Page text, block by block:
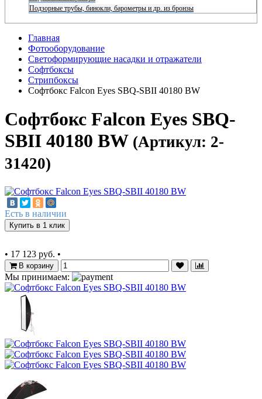
Подзорные трубы, бинокли, барометры и др. из бронзы
Главная
Фотооборудование
Светоформирующие насадки и отражатели
Софтбоксы
Стрипбоксы
Софтбокс Falcon Eyes SBQ-SBII 40180 BW
Софтбокс Falcon Eyes SBQ-
SBII 40180 BW (Артикул: 2-
31420)
Есть в наличии
Купить в 1 клик
• 17 123 руб. •
В корзину
Мы принимаем: